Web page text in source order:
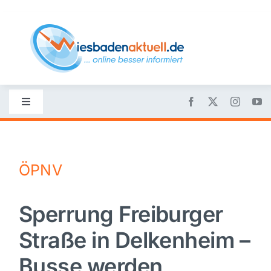
content
Toggle
Navigation
Nachrichten
Politik
Wirtschaft
ÖPNV
Sperrung Freiburger
Straße in Delkenheim –